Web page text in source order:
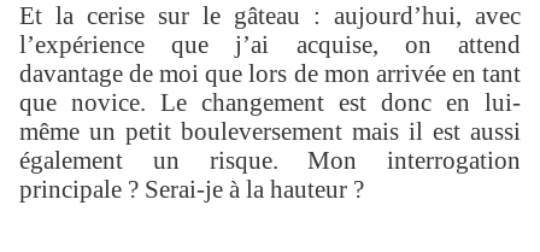
Et la cerise sur le gâteau : aujourd’hui, avec
l’expérience que j’ai acquise, on attend
davantage de moi que lors de mon arrivée en tant
que novice. Le changement est donc en lui-
même un petit bouleversement mais il est aussi
également un risque. Mon interrogation
principale ? Serai-je à la hauteur ?